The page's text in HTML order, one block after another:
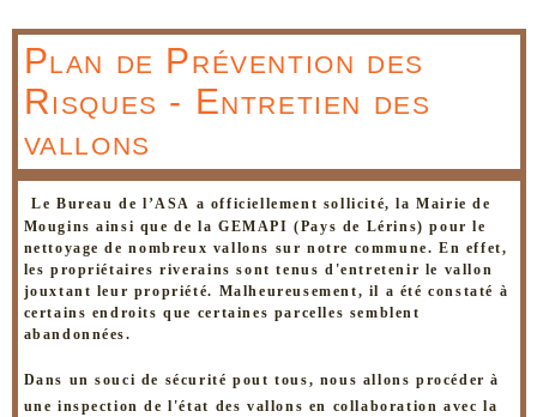
Plan de Prévention des
Risques - Entretien des
vallons
Le Bureau de l’ASA a officiellement sollicité, la Mairie de
Mougins ainsi que de la GEMAPI (Pays de Lérins) pour le
nettoyage de nombreux vallons sur notre commune. En effet,
les propriétaires riverains sont tenus d'entretenir le vallon
jouxtant leur propriété. Malheureusement, il a été constaté à
certains endroits que certaines parcelles semblent
abandonnées.
Dans un souci de sécurité pout tous, nous allons procéder à
une inspection de l'état des vallons en collaboration avec la